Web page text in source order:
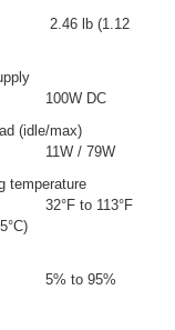
lb (1.12
supply
DC
load (idle/max)
/ 79W
temperature
to 113°F
to 95%